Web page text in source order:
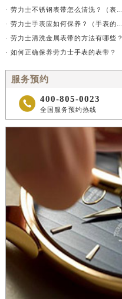
· 劳力士清洗金属表带的方法有哪些？
· 如何正确保养劳力士手表的表带？
服务预约
 400-805-0023
全国服务预约热线